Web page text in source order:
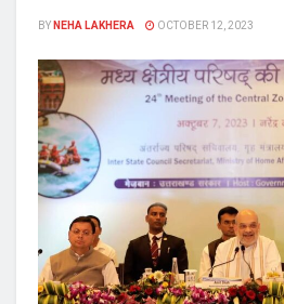
BYNEHA LAKHERA OCTOBER 12, 2023